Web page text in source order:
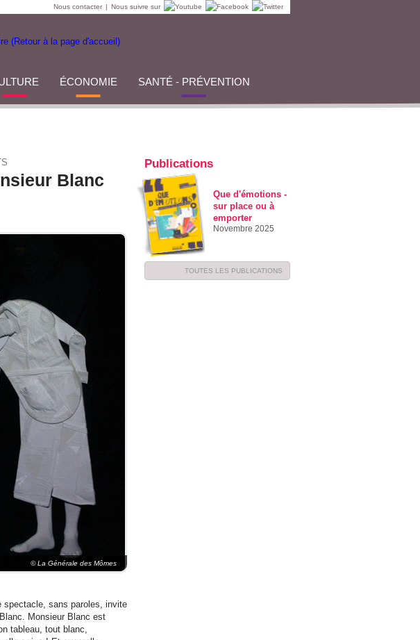
Nous contacter | Nous suivre sur
ÉCONOMIE SANTÉ - PRÉVENTION
Blanc
© La Générale des Mômes
spectacle, sans paroles, invite
Monsieur Blanc est
tableau, tout blanc,
Publications
Que d'émotions -
sur place ou à
emporter
Novembre 2025
TOUTES LES PUBLICATIONS